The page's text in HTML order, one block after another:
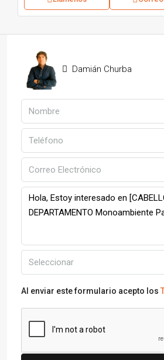
Damián Churba
Seleccionar
Al enviar este formulario acepto los